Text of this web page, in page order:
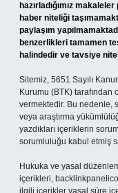
hazırladığımız
haber niteliği
paylaşım
benzerlikleri tamamen
halindedir ve tavsiye
Sitemiz, 5651 Sayılı
Kurumu (BTK) tarafından
vermektedir. Bu nedenle,
veya araştırma
yazdıkları içeriklerin
sorumluluğu kabul etmiş
Hukuka ve yasal
içerikleri,
ilgili içerikler yasal süre